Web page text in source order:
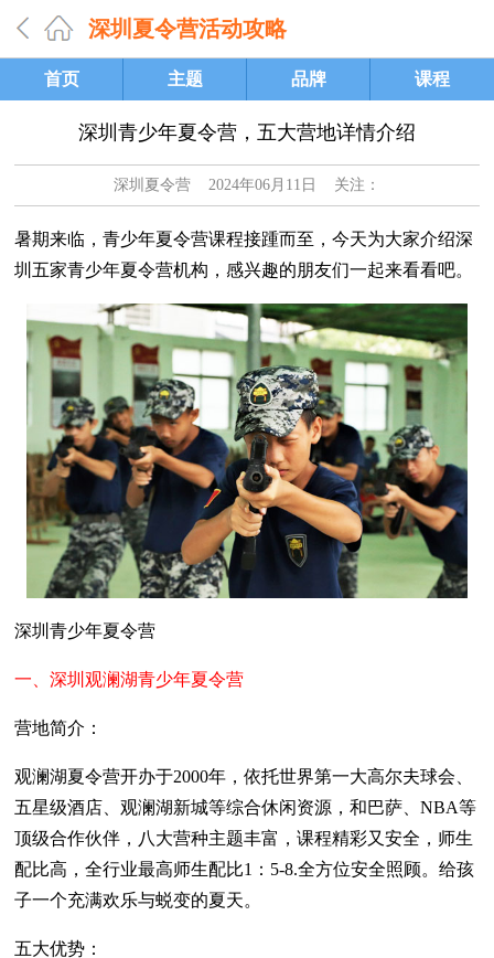
深圳夏令营活动攻略
首页 主题 品牌 课程
深圳青少年夏令营，五大营地详情介绍
深圳夏令营2024年06月11日 关注：
暑期来临，青少年夏令营课程接踵而至，今天为大家介绍深
圳五家青少年夏令营机构，感兴趣的朋友们一起来看看吧。
深圳青少年夏令营
一、深圳观澜湖青少年夏令营
营地简介：
观澜湖夏令营开办于2000年，依托世界第一大高尔夫球会、
五星级酒店、观澜湖新城等综合休闲资源，和巴萨、NBA等
顶级合作伙伴，八大营种主题丰富，课程精彩又安全，师生
配比高，全行业最高师生配比1：5-8.全方位安全照顾。给孩
子一个充满欢乐与蜕变的夏天。
五大优势：